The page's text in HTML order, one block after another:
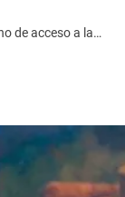
de acceso a la…